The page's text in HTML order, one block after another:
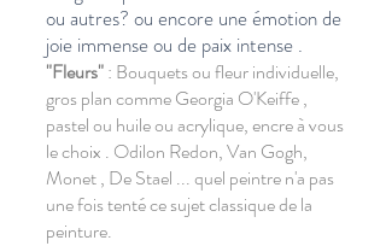
ou autres? ou encore une émotion de
joie immense ou de paix intense .
"Fleurs": Bouquets ou fleur individuelle,
gros plan comme Georgia O'Keiffe ,
pastel ou huile ou acrylique, encre à vous
le choix . Odilon Redon, Van Gogh,
Monet , De Stael ... quel peintre n'a pas
une fois tenté ce sujet classique de la
peinture.